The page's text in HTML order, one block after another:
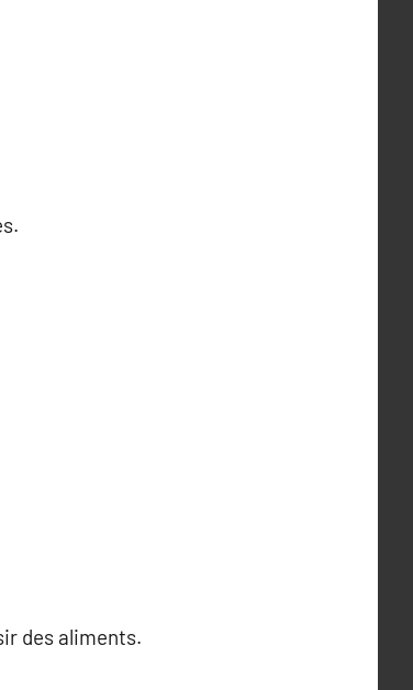
des aliments.